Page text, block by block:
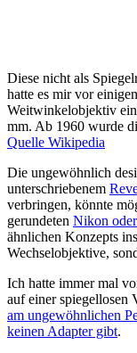
Diese nicht als
hatte es mir vor
Weitwinkelobjektiv
mm. Ab 1960 wurde
Quelle Wikipedia
Die ungewöhnlich
unterschriebenem
verbringen, könnte
gerundeten Nikon
ähnlichen Konzepts
Wechselobjektive,
Ich hatte immer mal
auf einer spiegellosen
am ungewöhnlichen
keinen Adapter gibt.